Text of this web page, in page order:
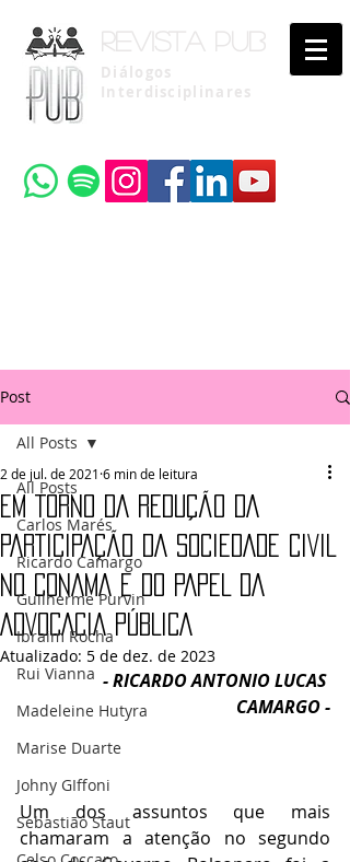
Revista pub
Diálogos
Interdisciplinares
Post
All Posts
Carlos Marés
Ricardo Camargo
Guilherme Purvin
Ibraim Rocha
Rui Vianna
Madeleine Hutyra
Marise Duarte
Johny GIffoni
Sebastião Staut
All Posts
EM TORNO DA REDUÇÃO DA
PARTICIPAÇÃO DA SOCIEDADE CIVIL
NO CONAMA E DO PAPEL DA
ADVOCACIA PÚBLICA
2 de jul. de 2021 6 min de leitura
Atualizado: 5 de dez. de 2023
- RICARDO ANTONIO LUCAS
CAMARGO -
Um dos assuntos que mais
chamaram a atenção no segundo